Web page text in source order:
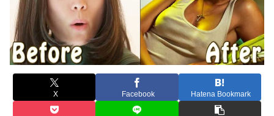
X Facebook Hatena Bookmark